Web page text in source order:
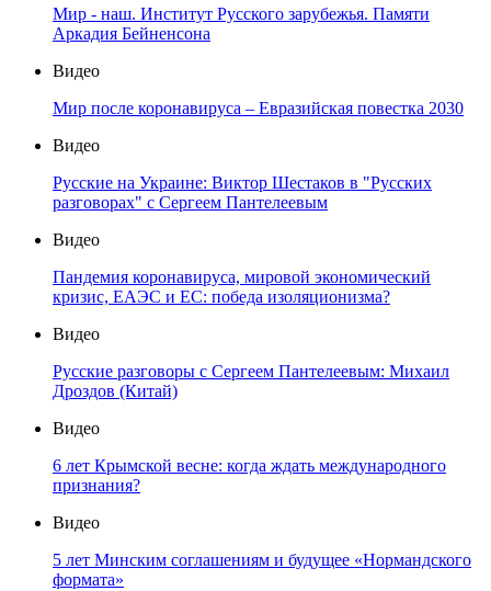
Мир - наш. Институт Русского зарубежья. Памяти
Аркадия Бейненсона
Видео
Мир после коронавируса – Евразийская повестка 2030
Видео
Русские на Украине: Виктор Шестаков в "Русских
разговорах" с Сергеем Пантелеевым
Видео
Пандемия коронавируса, мировой экономический
кризис, ЕАЭС и ЕС: победа изоляционизма?
Видео
Русские разговоры с Сергеем Пантелеевым: Михаил
Дроздов (Китай)
Видео
6 лет Крымской весне: когда ждать международного
признания?
Видео
5 лет Минским соглашениям и будущее «Нормандского
формата»